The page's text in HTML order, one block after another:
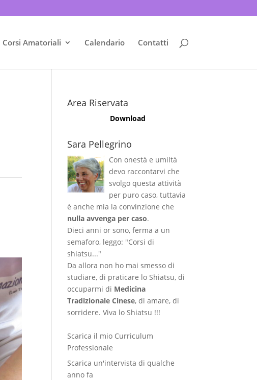
Corsi Amatoriali Calendario Contatti
Area Riservata
Download
Sara Pellegrino
Con onestà e umiltà
devo raccontarvi che
svolgo questa attività
per puro caso, tuttavia
è anche mia la convinzione che
nulla avvenga per caso.
Dieci anni or sono, ferma a un
semaforo, leggo: "Corsi di
shiatsu..."
Da allora non ho mai smesso di
studiare, di praticare lo Shiatsu, di
occuparmi di Medicina
Tradizionale Cinese, di amare, di
sorridere. Viva lo Shiatsu !!!
Scarica il mio Curriculum
Professionale
Scarica un'intervista di qualche
anno fa